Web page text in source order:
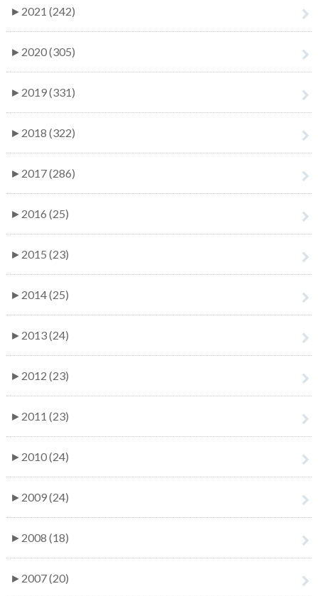
► 2021 (242)
► 2020 (305)
► 2019 (331)
► 2018 (322)
► 2017 (286)
► 2016 (25)
► 2015 (23)
► 2014 (25)
► 2013 (24)
► 2012 (23)
► 2011 (23)
► 2010 (24)
► 2009 (24)
► 2008 (18)
► 2007 (20)